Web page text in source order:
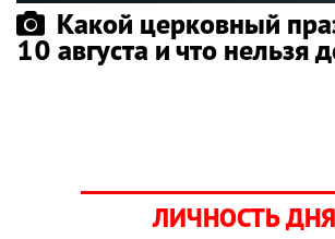
Какой церковный
10 августа и что нельзя
ЛИЧНОСТЬ ДНЯ